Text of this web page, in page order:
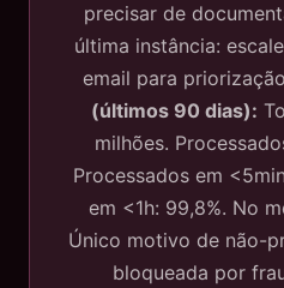
precisar de
última instância:
email para
(últimos 90 dias):
milhões.
Processados em
em <1h: 99,8%. No
Único motivo de não-
bloqueada por